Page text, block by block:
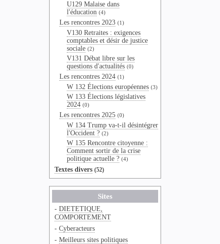
U129 Malaise dans
l'éducation (4)
Les rencontres 2023 (1)
V130 Retraites : exigences
comptables et désir de justice
sociale (2)
V131 Débat libre sur les
questions d'actualités (0)
Les rencontres 2024 (1)
W 132 Élections européennes (3)
W 133 Élections législatives
2024 (0)
Les rencontres 2025 (0)
W 134 Trump va-t-il désintégrer
l'Occident ? (2)
W 135 Rencontre citoyenne :
Comment sortir de la crise
politique actuelle ? (4)
Textes divers (52)
Sites
- DIETETIQUE,
COMPORTEMENT
- Cyberacteurs
- Meilleurs sites politiques